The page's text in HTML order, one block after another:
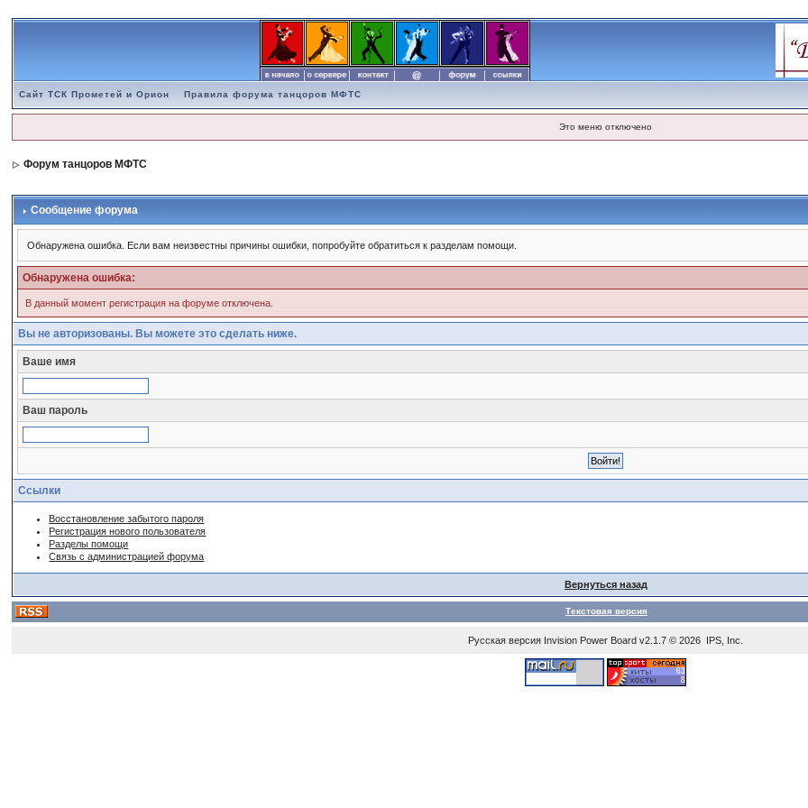
Сайт ТСК Прометей и Орион Правила форума танцоров МФТС
Это меню отключено
Форум танцоров МФТС
Сообщение форума
Обнаружена ошибка. Если вам неизвестны причины ошибки, попробуйте обратиться к разделам помощи.
Обнаружена ошибка:
В данный момент регистрация на форуме отключена.
Вы не авторизованы. Вы можете это сделать ниже.
Ваше имя
Ваш пароль
Ссылки
Восстановление забытого пароля
Регистрация нового пользователя
Разделы помощи
Связь с администрацией форума
Вернуться назад
Текстовая версия
Русская версия Invision Power Board v2.1.7 © 2026 IPS, Inc.